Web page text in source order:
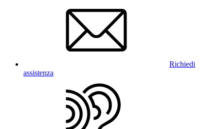
Richiedi
assistenza